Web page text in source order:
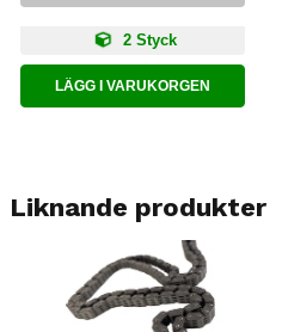
2 Styck
LÄGG I VARUKORGEN
Liknande produkter